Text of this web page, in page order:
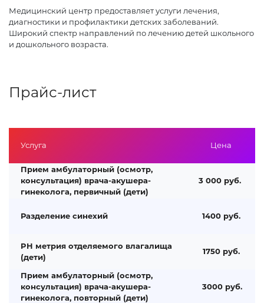
Медицинский центр предоставляет услуги лечения,
диагностики и профилактики детских заболеваний.
Широкий спектр направлений по лечению детей школьного
и дошкольного возраста.
Прайс-лист
Услуга Цена
Прием амбулаторный (осмотр,
консультация) врача-акушера-
гинеколога, первичный (дети)
3 000 руб.
Разделение синехий 1400 руб.
PH метрия отделяемого влагалища
(дети)
1750 руб.
Прием амбулаторный (осмотр,
консультация) врача-акушера-
гинеколога, повторный (дети)
3000 руб.